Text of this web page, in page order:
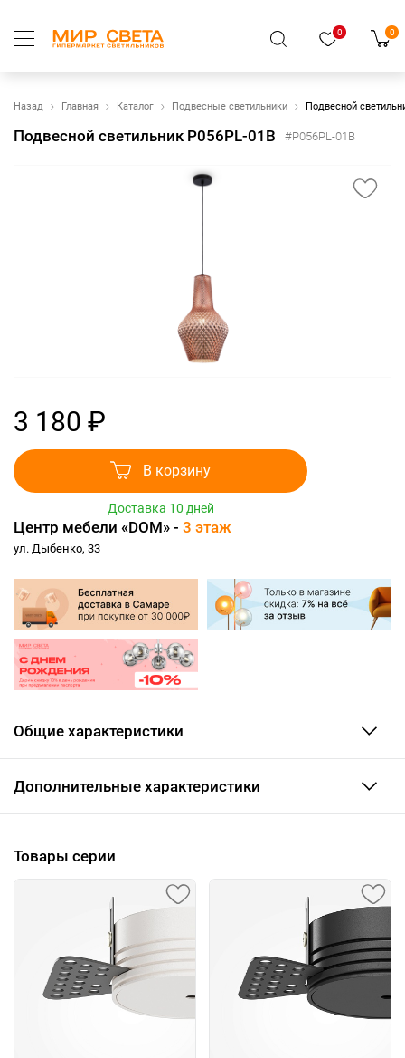
0 0
Назад Главная Каталог Подвесные светильники Подвесной
Подвесной светильник P056PL-01B #P056PL-01B
3 180 ₽
В корзину
Доставка 10 дней
Центр мебели «DOM» - 3 этаж
ул. Дыбенко, 33
Общие характеристики
Дополнительные характеристики
Товары серии